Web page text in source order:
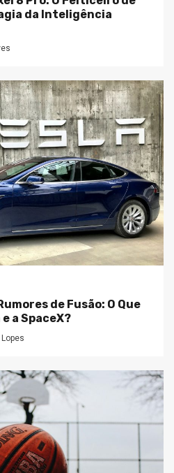
da Inteligência
de Fusão: O Que
a SpaceX?